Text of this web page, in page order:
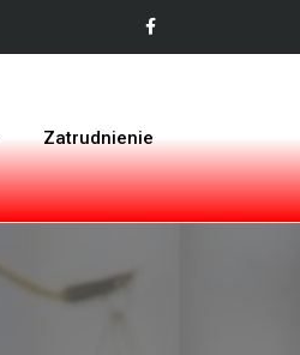
Zatrudnienie